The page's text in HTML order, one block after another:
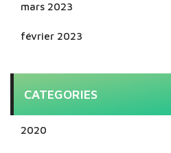
mars 2023
février 2023
CATEGORIES
2020